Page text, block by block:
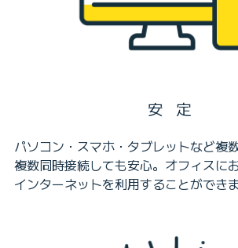
安定
パソコン・スマホ・タブレットなど複
複数同時接続しても安心。オフィスに
インターネットを利用することができま